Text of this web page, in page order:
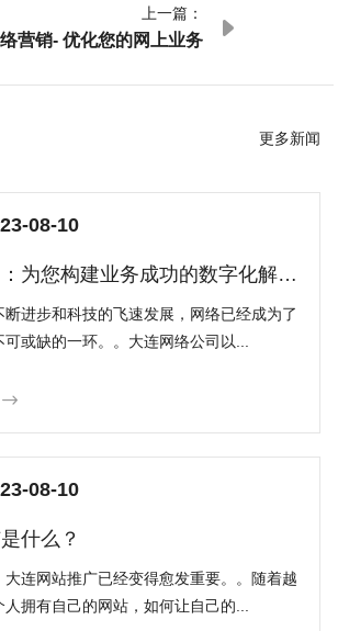
上一篇：
营销- 优化您的网上业务

更多新闻
08-10
为您构建业务成功的数字化解决
进步和科技的飞速发展，网络已经成为了
或缺的一环。。大连网络公司以...

08-10
什么？
连网站推广已经变得愈发重要。。随着越
拥有自己的网站，如何让自己的...